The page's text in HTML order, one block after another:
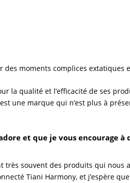
des moments complices extatiques
la qualité et l’efficacité de ses
une marque qui n’est plus à
et que je vous encourage à
très souvent des produits qui nous
Tiani Harmony, et j’espère